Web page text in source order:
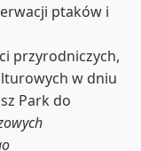
ptaków i
przyrodniczych,
w dniu
Park do